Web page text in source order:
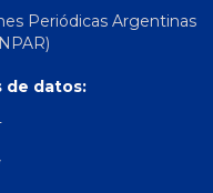
Periódicas Argentinas
de datos: